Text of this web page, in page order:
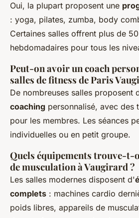
Oui, la plupart proposent une
: yoga, pilates, zumba, body
Certaines salles offrent plus de
hebdomadaires pour tous les
Peut-on avoir un coach
salles de fitness de Paris
De nombreuses salles proposent
coaching personnalisé, avec des
pour les membres. Les séances
individuelles ou en petit groupe.
Quels équipements trouve-t-
de musculation à Vaugirard ?
Les salles modernes disposent d'
complets : machines cardio
poids libres, appareils de